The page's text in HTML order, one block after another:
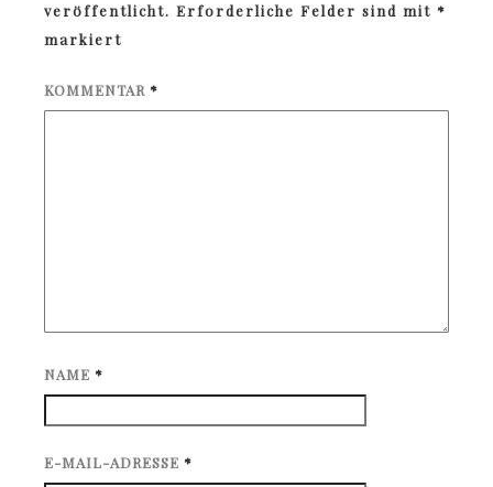
veröffentlicht. Erforderliche Felder sind mit *
markiert
KOMMENTAR *
NAME *
E-MAIL-ADRESSE *